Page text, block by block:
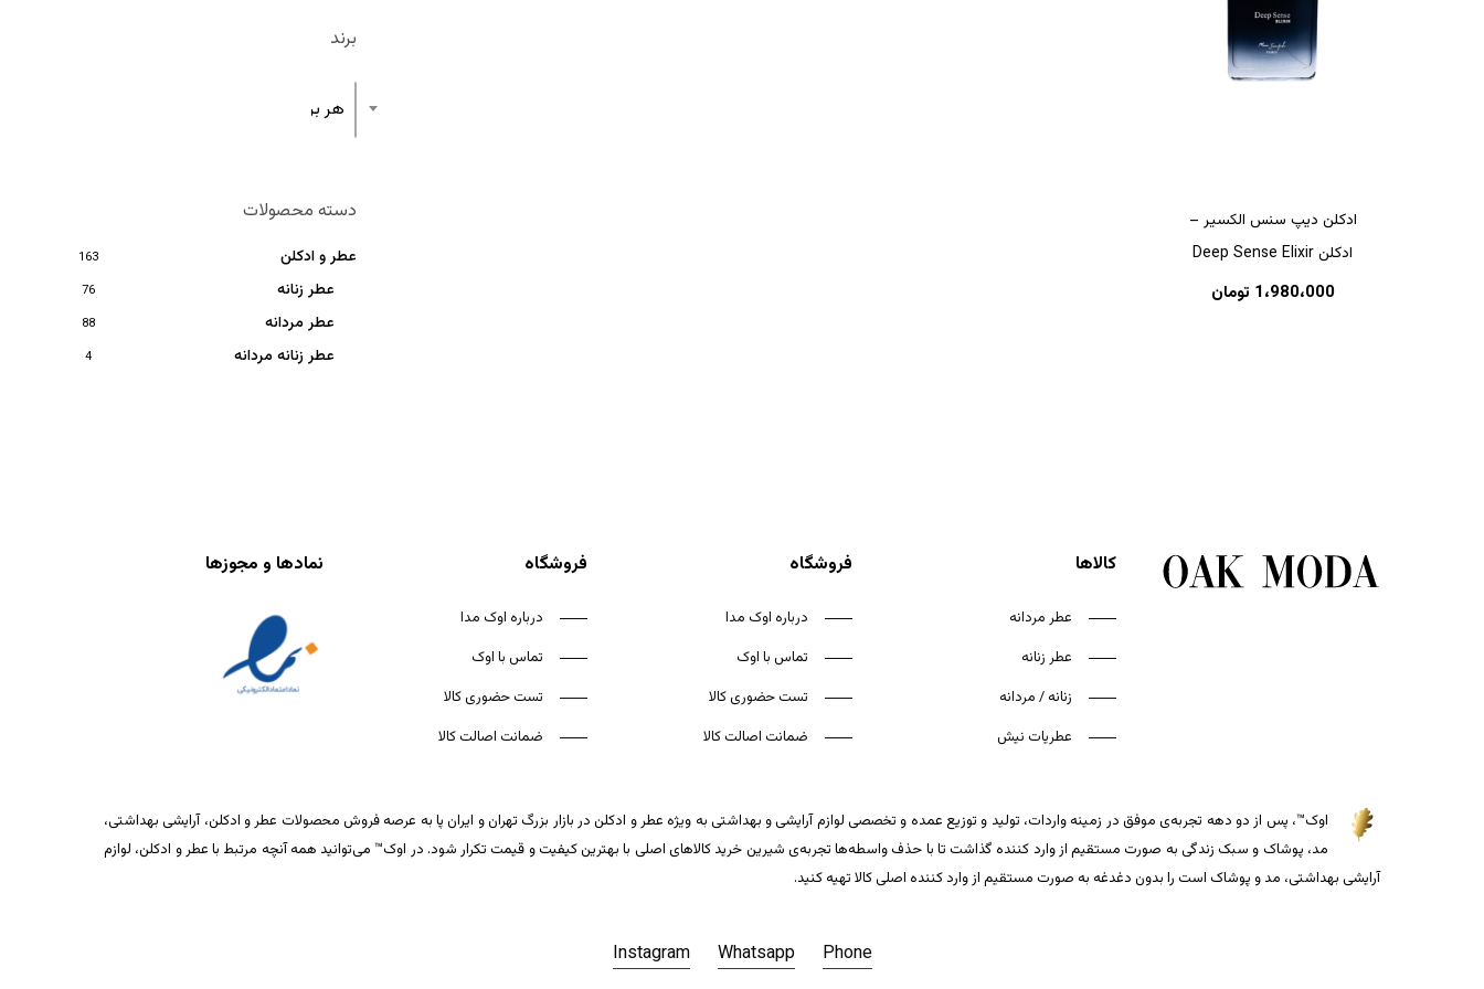
هیچ محصولی در سبد خرید نیست.
برند
هر برند
دسته محصولات
عطر و ادکلن 163
عطر زنانه 76
عطر مردانه 88
عطر زنانه مردانه 4
ادکلن دیپ سنس الکسیر –
ادکلن Deep Sense Elixir
1،980،000 تومان
کالاها
عطر مردانه
عطر زنانه
زنانه / مردانه
عطریات نیش
فروشگاه
درباره اوک مدا
تماس با اوک
تست حضوری کالا
ضمانت اصالت کالا
فروشگاه
درباره اوک مدا
تماس با اوک
تست حضوری کالا
ضمانت اصالت کالا
نمادها و مجوزها
اوک™، پس از دو دهه تجربه‌ی موفق در زمینه واردات، تولید و توزیع عمده و تخصصی لوازم آرایشی و بهداشتی به ویژه عطر و ادکلن در بازار بزرگ تهران و ایران پا به عرصه فروش محصولات عطر و ادکلن، آرایشی بهداشتی،
مد، پوشاک و سبک زندگی به صورت مستقیم از وارد کننده گذاشت تا با حذف واسطه‌ها تجربه‌ی شیرین خرید کالاهای اصلی با بهترین کیفیت و قیمت تکرار شود. در اوک™ می‌توانید همه آنچه مرتبط با عطر و ادکلن، لوازم
آرایشی بهداشتی، مد و پوشاک است را بدون دغدغه به صورت مستقیم از وارد کننده اصلی کالا تهیه کنید.
Instagram Whatsapp Phone